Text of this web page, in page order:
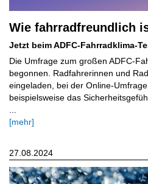
Wie fahrradfreundlich
Jetzt beim ADFC-Fahrradklima-
Die Umfrage zum großen ADFC-
begonnen. Radfahrerinnen und
eingeladen, bei der Online-
beispielsweise das
[mehr]
27.08.2024